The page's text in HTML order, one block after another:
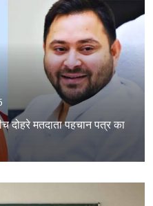
दोहरे मतदाता पहचान पत्र का